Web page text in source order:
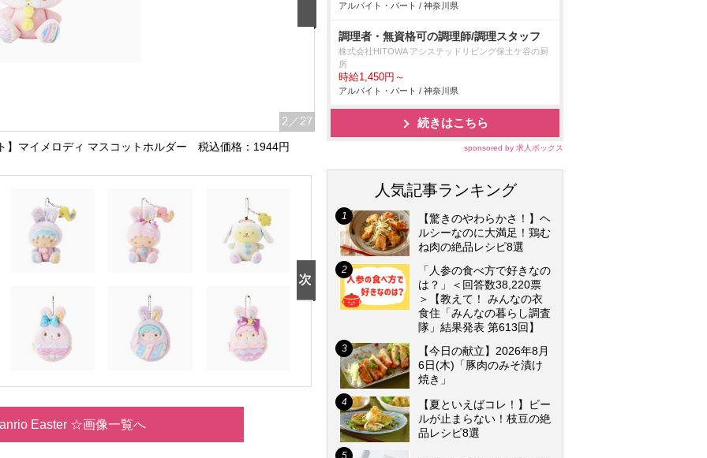
2 ／27
】マイメロディ マスコットホルダー 税込価格：1944円
Easter ☆画像一覧へ
アルバイト・パート / 神奈川県
調理者・無資格可の調理師/調理スタッフ
株式会社HITOWA アシステッドリビング保土ケ谷の厨
房
時給1,450円～
アルバイト・パート / 神奈川県
続きはこちら
sponsored by 求人ボックス
人気記事ランキング
【驚きのやわらかさ！】ヘ
ルシーなのに大満足！鶏む
ね肉の絶品レシピ8選
「人参の食べ方で好きなの
は？」＜回答数38,220票
＞【教えて！ みんなの衣
食住「みんなの暮らし調査
隊」結果発表 第613回】
【今日の献立】2026年8月
6日(木)「豚肉のみそ漬け
焼き」
【夏といえばコレ！】ビー
ルが止まらない！枝豆の絶
品レシピ8選